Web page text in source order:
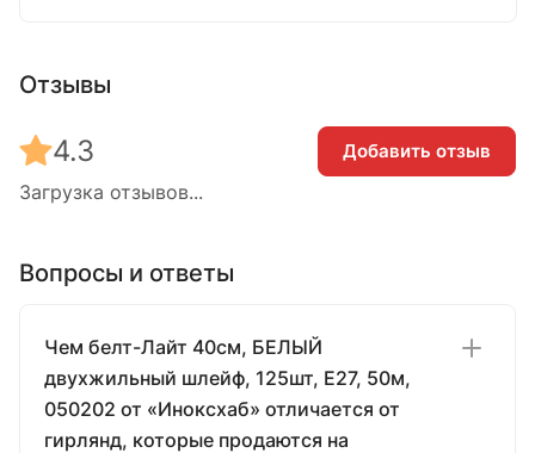
Отзывы
Загрузка отзывов...
4.3 Добавить отзыв
Вопросы и ответы
Чем белт-Лайт 40см, БЕЛЫЙ
двухжильный шлейф, 125шт, E27, 50м,
050202 от «Иноксхаб» отличается от
гирлянд, которые продаются на